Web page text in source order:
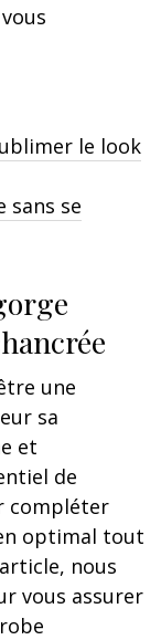
le look
sans se
une
sa
et
de
compléter
optimal tout
nous
vous assurer